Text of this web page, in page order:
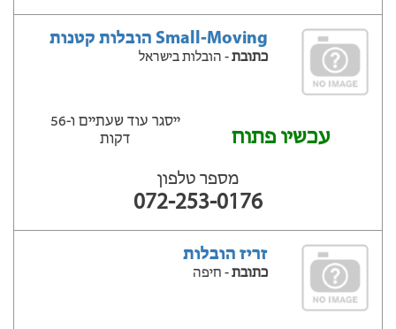
Small-Moving הובלות קטנות
כתובת- הובלות בישראל
עכשיו פתוח
ייסגר עוד שעתיים ‫ו-56
דקות
מספר טלפון
072-253-0176
זריז הובלות
כתובת- חיפה